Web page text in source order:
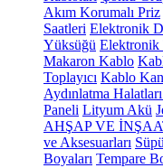
Akım Korumalı Priz
Saatleri Elektronik
Yüksüğü Elektronik
Makaron Kablo
Toplayıcı Kablo
Aydınlatma
Paneli Lityum Akü
AHŞAP VE
ve Aksesuarları
Boyaları Tempare